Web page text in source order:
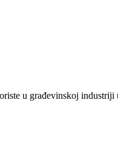
u građevinskoj